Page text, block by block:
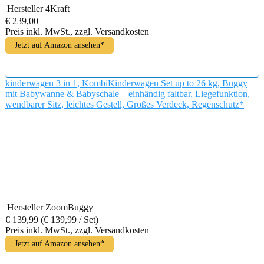
Hersteller 4Kraft
€ 239,00
Preis inkl. MwSt., zzgl. Versandkosten
Jetzt auf Amazon ansehen*
kinderwagen 3 in 1, KombiKinderwagen Set up to 26 kg, Buggy
mit Babywanne & Babyschale – einhändig faltbar, Liegefunktion,
wendbarer Sitz, leichtes Gestell, Großes Verdeck, Regenschutz*
Hersteller ZoomBuggy
€ 139,99 (€ 139,99 / Set)
Preis inkl. MwSt., zzgl. Versandkosten
Jetzt auf Amazon ansehen*